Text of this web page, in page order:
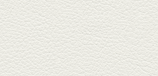
ちのカマ(塩焼き)
木坂では珍しい朝ごはんの店
ルハコ」で昼飲みの刻。
銀し...
年7月4日放送
姜香る鮭とイクラの土